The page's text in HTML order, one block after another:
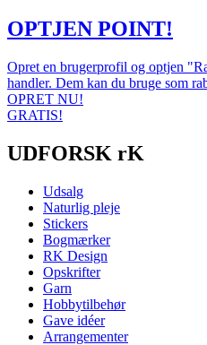
OPTJEN POINT!
Opret en brugerprofil og optjen
handler. Dem kan du bruge som
OPRET NU!
GRATIS!
UDFORSK rK
Udsalg
Naturlig pleje
Stickers
Bogmærker
RK Design
Opskrifter
Garn
Hobbytilbehør
Gave idéer
Arrangementer